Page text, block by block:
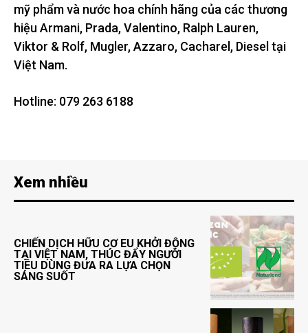
mỹ phẩm và nước hoa chính hãng của các thương
hiệu Armani, Prada, Valentino, Ralph Lauren,
Viktor & Rolf, Mugler, Azzaro, Cacharel, Diesel tại
Việt Nam.
Hotline: 079 263 6188
Xem nhiều
CHIẾN DỊCH HỮU CƠ EU KHỞI ĐỘNG
TẠI VIỆT NAM, THÚC ĐẨY NGƯỜI
TIÊU DÙNG ĐƯA RA LỰA CHỌN
SÁNG SUỐT